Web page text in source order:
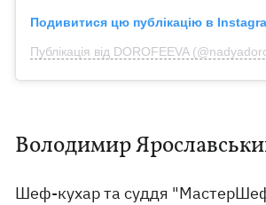
Подивитися цю публікацію в
Публікація від DOROFEEVA
Володимир
Шеф-кухар та суддя